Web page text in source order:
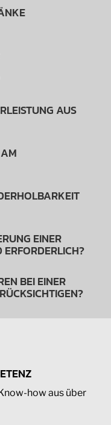
AUS
EINER
BEI EINER
how aus über